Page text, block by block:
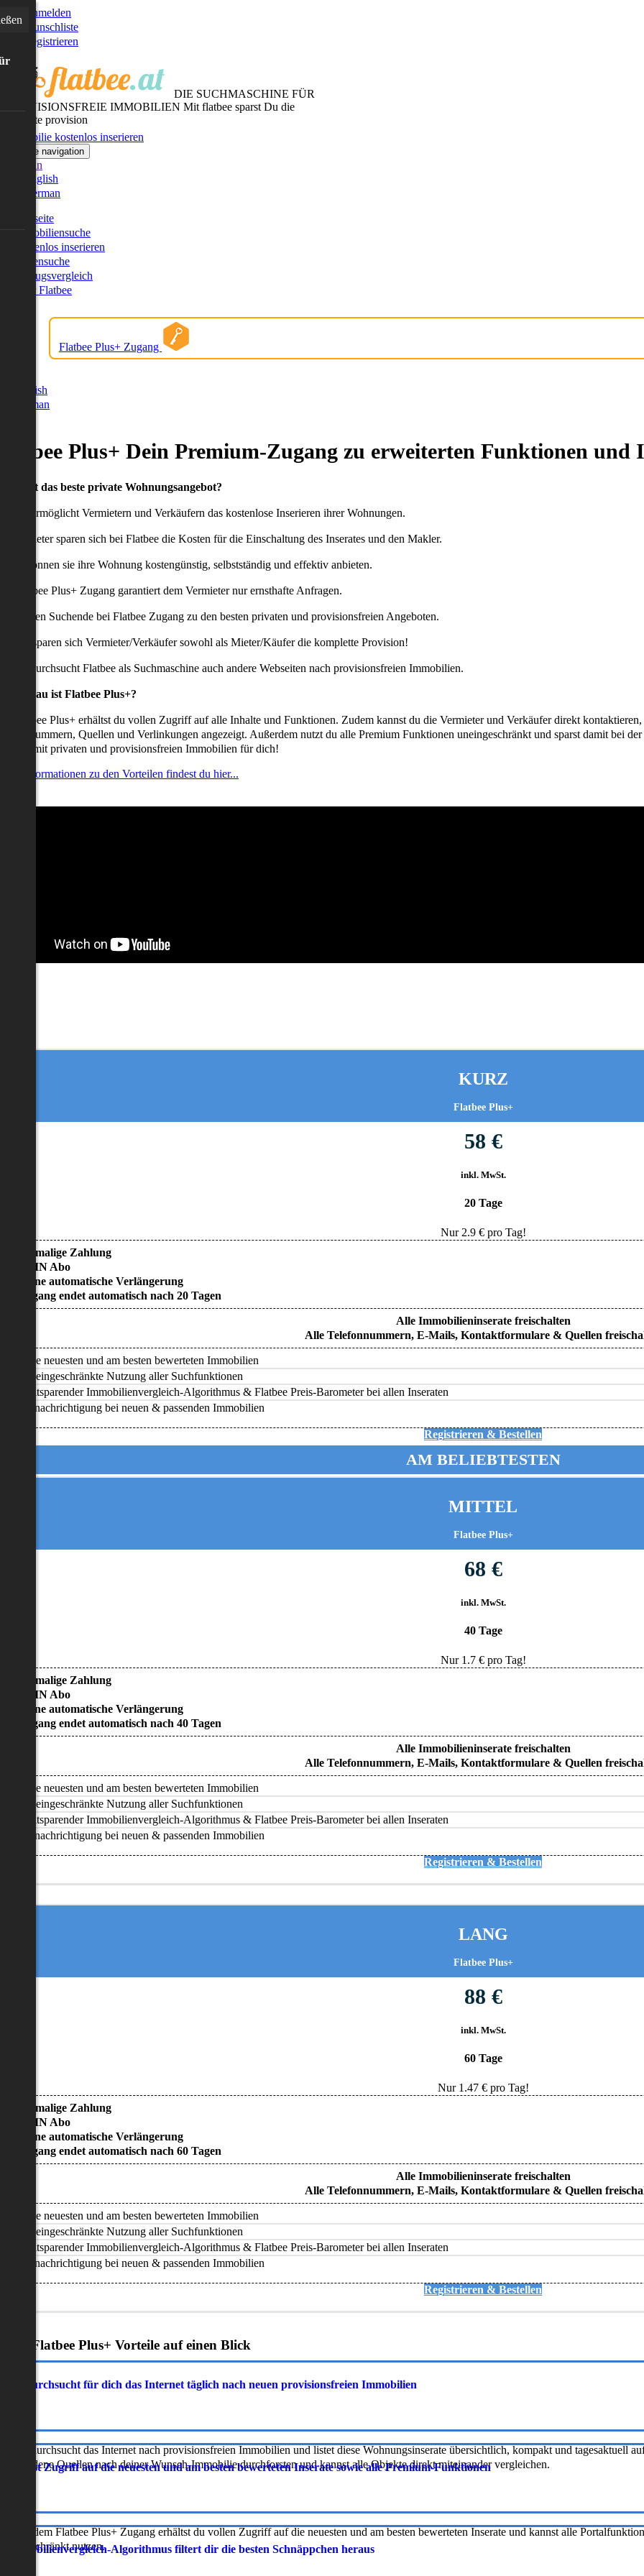
Anmelden
Wunschliste
Registrieren
DIE SUCHMASCHINE FÜR
PROVISIONSFREIE IMMOBILIEN Mit flatbee sparst Du die
gesamte provision
Immobilie kostenlos inserieren
Toggle navigation
German
English
German
Startseite
Immobiliensuche
Kostenlos inserieren
Kartensuche
Umzugsvergleich
Über Flatbee
Flatbee Plus+ Zugang
English
German
Plus+ Dein Premium-Zugang zu erweiterten Funktionen und
willst das beste private Wohnungsangebot?
ermöglicht Vermietern und Verkäufern das kostenlose Inserieren ihrer Wohnungen.
Anbieter sparen sich bei Flatbee die Kosten für die Einschaltung des Inserates und den Makler.
können sie ihre Wohnung kostengünstig, selbstständig und effektiv anbieten.
Flatbee Plus+ Zugang garantiert dem Vermieter nur ernsthafte Anfragen.
erhalten Suchende bei Flatbee Zugang zu den besten privaten und provisionsfreien Angeboten.
uns sparen sich Vermieter/Verkäufer sowohl als Mieter/Käufer die komplette Provision!
durchsucht Flatbee als Suchmaschine auch andere Webseiten nach provisionsfreien Immobilien.
genau ist Flatbee Plus+?
Flatbee Plus+ erhältst du vollen Zugriff auf alle Inhalte und Funktionen. Zudem kannst du die Vermieter und Verkäufer direkt
Quellen und Verlinkungen angezeigt. Außerdem nutzt du alle Premium Funktionen uneingeschränkt und sparst damit bei
mit privaten und provisionsfreien Immobilien für dich!
Informationen zu den Vorteilen findest du hier...
KURZ
Flatbee Plus+
58 €
inkl. MwSt.
20 Tage
Nur 2.9€ pro Tag!
• Einmalige Zahlung
• KEIN Abo
• Keine automatische Verlängerung
• Zugang endet automatisch nach 20 Tagen
Alle Immobilieninserate freischalten
Alle Telefonnummern, E-Mails, Kontaktformulare & Quellen
Alle neuesten und am besten bewerteten Immobilien
Uneingeschränkte Nutzung aller Suchfunktionen
Zeitsparender Immobilienvergleich-Algorithmus & Flatbee Preis-Barometer bei allen Inseraten
Benachrichtigung bei neuen & passenden Immobilien
Registrieren & Bestellen
AM BELIEBTESTEN
MITTEL
Flatbee Plus+
68 €
inkl. MwSt.
40 Tage
Nur 1.7€ pro Tag!
• Einmalige Zahlung
• KEIN Abo
• Keine automatische Verlängerung
• Zugang endet automatisch nach 40 Tagen
Alle Immobilieninserate freischalten
Alle Telefonnummern, E-Mails, Kontaktformulare & Quellen
Alle neuesten und am besten bewerteten Immobilien
Uneingeschränkte Nutzung aller Suchfunktionen
Zeitsparender Immobilienvergleich-Algorithmus & Flatbee Preis-Barometer bei allen Inseraten
Benachrichtigung bei neuen & passenden Immobilien
Registrieren & Bestellen
LANG
Flatbee Plus+
88 €
inkl. MwSt.
60 Tage
Nur 1.47€ pro Tag!
• Einmalige Zahlung
• KEIN Abo
• Keine automatische Verlängerung
• Zugang endet automatisch nach 60 Tagen
Alle Immobilieninserate freischalten
Alle Telefonnummern, E-Mails, Kontaktformulare & Quellen
Alle neuesten und am besten bewerteten Immobilien
Uneingeschränkte Nutzung aller Suchfunktionen
Zeitsparender Immobilienvergleich-Algorithmus & Flatbee Preis-Barometer bei allen Inseraten
Benachrichtigung bei neuen & passenden Immobilien
Registrieren & Bestellen
Flatbee Plus+ Vorteile auf einen Blick
durchsucht für dich das Internet täglich nach neuen provisionsfreien Immobilien
durchsucht das Internet nach provisionsfreien Immobilien und listet diese Wohnungsinserate übersichtlich, kompakt und tagesaktuell
Quellen nach deiner Wunsch-Immobilie durchforsten und kannst alle Objekte direkt miteinander vergleichen.
erhältst Zugriff auf die neuesten und am besten bewerteten Inserate sowie alle Premium-Funktionen
mit dem Flatbee Plus+ Zugang erhältst du vollen Zugriff auf die neuesten und am besten bewerteten Inserate und kannst alle
nutzen.
Immobilienvergleich-Algorithmus filtert dir die besten Schnäppchen heraus